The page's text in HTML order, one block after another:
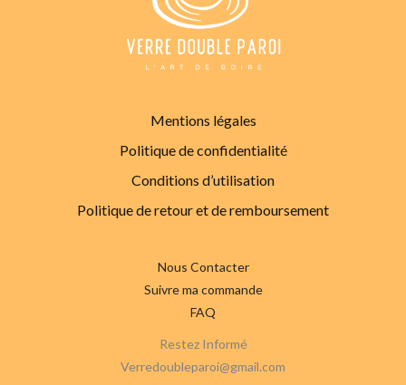
Mentions légales
Politique de confidentialité
Conditions d’utilisation
Politique de retour et de remboursement
Nous Contacter
Suivre ma commande
FAQ
Restez Informé
Verredoubleparoi@gmail.com